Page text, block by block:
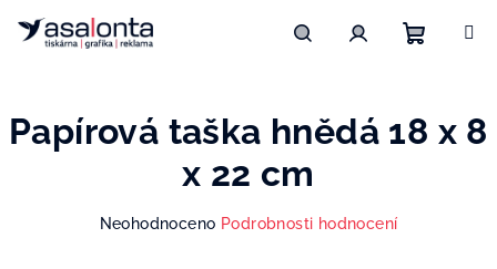
košík
Papírová taška hnědá 18 x 8
x 22 cm
Průměrné
Neohodnoceno Podrobnosti hodnocení